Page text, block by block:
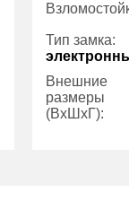
Тип замка:
Внешние
размеры
(ВхШхГ):